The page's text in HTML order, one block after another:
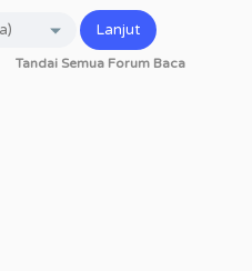
Tandai Semua Forum Baca